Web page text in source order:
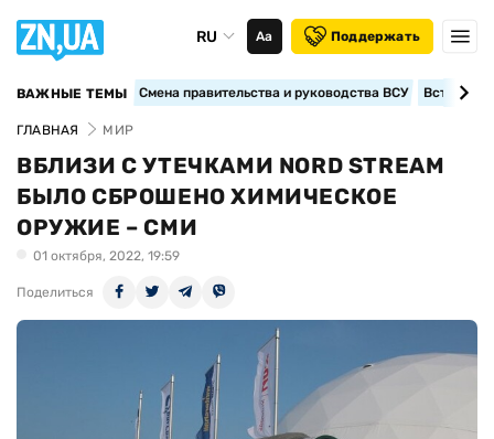
RU Аа Поддержать
ВАЖНЫЕ ТЕМЫ Смена правительства и руководства ВСУ
ГЛАВНАЯ МИР
ВБЛИЗИ С УТЕЧКАМИ NORD STREAM
БЫЛО СБРОШЕНО ХИМИЧЕСКОЕ
ОРУЖИЕ – СМИ
01 октября, 2022, 19:59
Поделиться